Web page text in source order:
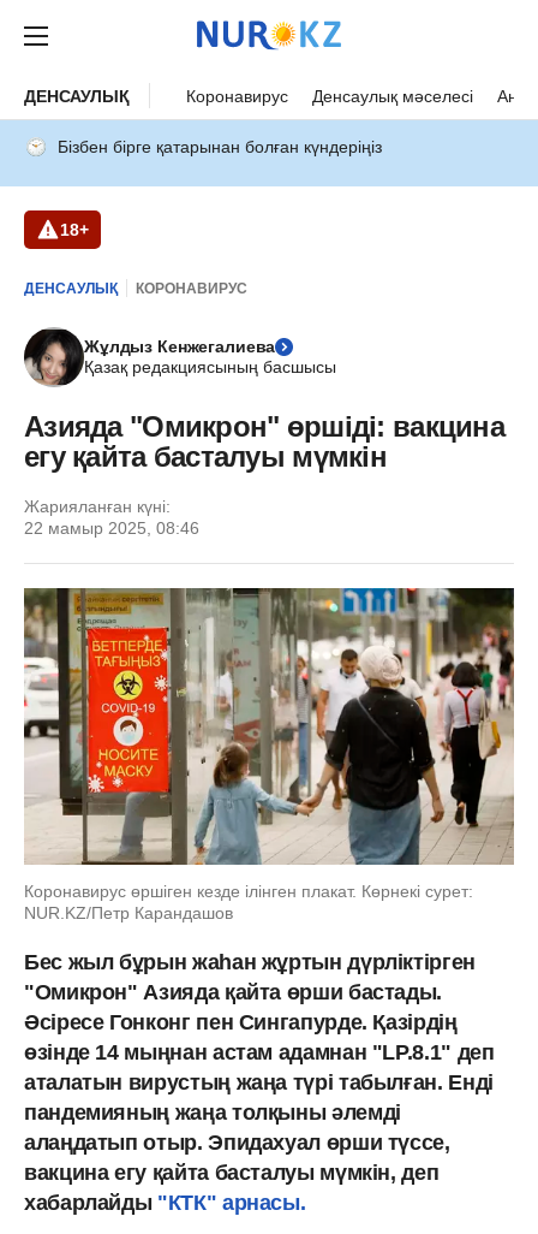
ДЕНСАУЛЫҚ Коронавирус Денсаулық мәселесі Ана
Бізбен бірге қатарынан болған күндеріңіз
18+
ДЕНСАУЛЫҚ КОРОНАВИРУС
Жұлдыз Кенжегалиева
Қазақ редакциясының басшысы
Азияда "Омикрон" өршіді: вакцина
егу қайта басталуы мүмкін
Жарияланған күні:
22 мамыр 2025, 08:46
Коронавирус өршіген кезде ілінген плакат. Көрнекі сурет:
NUR.KZ/Петр Карандашов
Бес жыл бұрын жаһан жұртын дүрліктірген
"Омикрон" Азияда қайта өрши бастады.
Әсіресе Гонконг пен Сингапурде. Қазірдің
өзінде 14 мыңнан астам адамнан "LP.8.1" деп
аталатын вирустың жаңа түрі табылған. Енді
пандемияның жаңа толқыны әлемді
алаңдатып отыр. Эпидахуал өрши түссе,
вакцина егу қайта басталуы мүмкін, деп
хабарлайды"КТК" арнасы.